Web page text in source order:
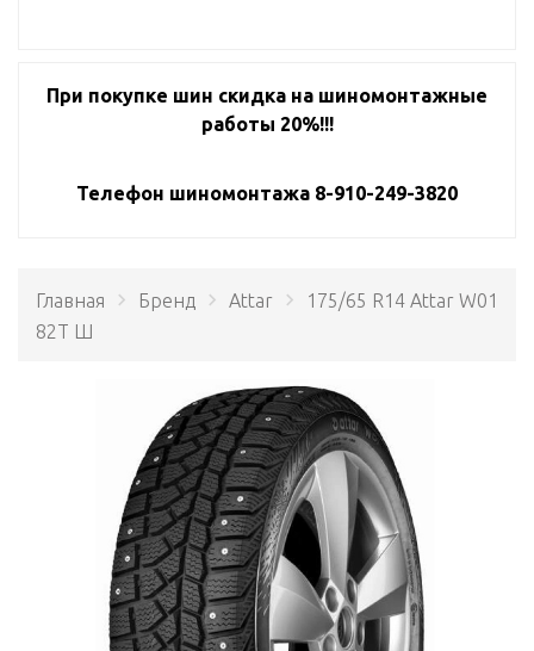
При покупке шин скидка на шиномонтажные
работы 20%!!!
Телефон шиномонтажа 8-910-249-3820
Главная Бренд Attar
175/65 R14 Attar W01
82Т Ш